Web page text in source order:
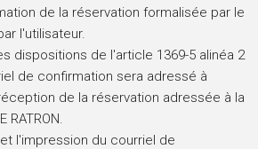
de la réservation formalisée par le
l'utilisateur.
dispositions de l'article 1369-5 alinéa 2
de confirmation sera adressé à
de la réservation adressée à la
RATRON.
l'impression du courriel de